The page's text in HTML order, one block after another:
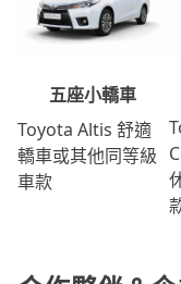
五座小轎車
Toyota Altis 舒適
轎車或其他同等級
車款